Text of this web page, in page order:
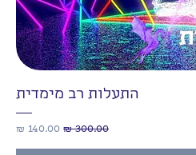
התעלות רב מימדית
מחיר רגילמחיר מבצע